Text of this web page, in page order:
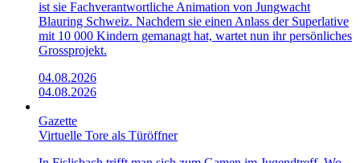
ist sie Fachverantwortliche Animation von Jungwacht
Blauring Schweiz. Nachdem sie einen Anlass der Superlative
mit 10 000 Kindern gemanagt hat, wartet nun ihr persönliches
Grossprojekt.
04.08.2026
04.08.2026
Gazette
Virtuelle Tore als Türöffner